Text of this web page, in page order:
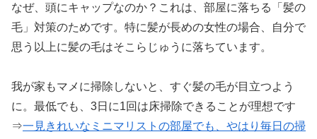
なぜ、頭にキャップなのか？これは、部屋に落ちる「髪の
毛」対策のためです。特に髪が長めの女性の場合、自分で
思う以上に髪の毛はそこらじゅうに落ちています。
我が家もマメに掃除しないと、すぐ髪の毛が目立つよう
に。最低でも、3日に1回は床掃除できることが理想です
⇒一見きれいなミニマリストの部屋でも、やはり毎日の掃